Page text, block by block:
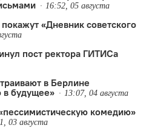
16:52, 05 августа
«Дневник советского
пост ректора ГИТИСа
в Берлине
будущее»
13:07, 04 августа
комедию»
03 августа